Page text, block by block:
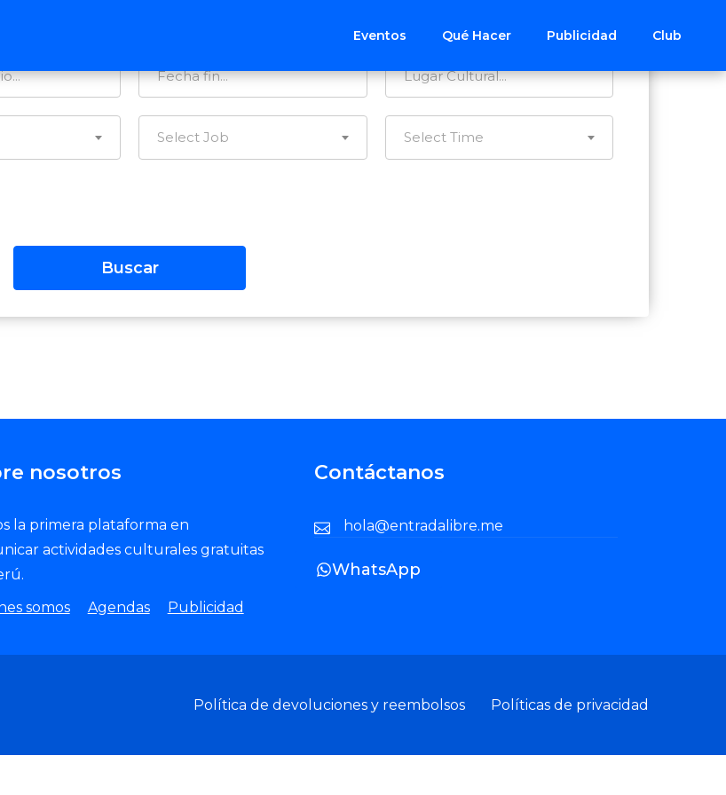
Eventos Qué Hacer Publicidad Club
Select Job Select Time
nosotros
la primera plataforma en
actividades culturales gratuitas
somos
Agendas Publicidad
Contáctanos
hola@entradalibre.me
WhatsApp
Política de devoluciones y reembolsos Políticas de privacidad